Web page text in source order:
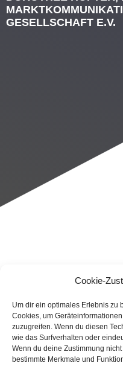
Cookie-
Um dir ein optimales Erlebnis zu
Cookies, um
zuzugreifen. Wenn du diesen
wie das Surfverhalten oder
Wenn du deine Zustimmung
bestimmte Merkmale und
GESELLSCHAFT E.V.